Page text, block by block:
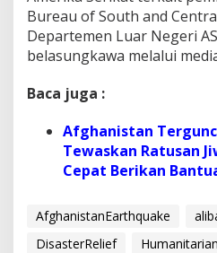
Bureau of South and
Departemen Luar Negeri
belasungkawa melalui
Baca juga :
Afghanistan
Tewaskan Ratusan
Cepat Berikan
AfghanistanEarthquake
DisasterRelief